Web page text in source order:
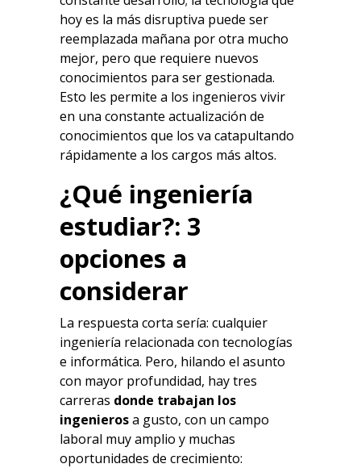
hoy es la más disruptiva puede ser
reemplazada mañana por otra mucho
mejor, pero que requiere nuevos
conocimientos para ser gestionada.
Esto les permite a los ingenieros vivir
en una constante actualización de
conocimientos que los va catapultando
rápidamente a los cargos más altos.
¿Qué ingeniería
estudiar?: 3
opciones a
considerar
La respuesta corta sería: cualquier
ingeniería relacionada con tecnologías
e informática. Pero, hilando el asunto
con mayor profundidad, hay tres
carreras donde trabajan los
ingenierosa gusto, con un campo
laboral muy amplio y muchas
oportunidades de crecimiento: